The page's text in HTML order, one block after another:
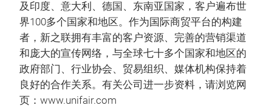
及印度、意大利、德国、东南亚国家，客户遍布世
界100多个国家和地区。作为国际商贸平台的构建
者，新之联拥有丰富的客户资源、完善的营销渠道
和庞大的宣传网络，与全球七十多个国家和地区的
政府部门、行业协会、贸易组织、媒体机构保持着
良好的合作关系。有关公司进一步资料，请浏览网
页：www.unifair.com